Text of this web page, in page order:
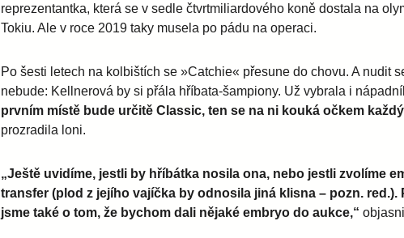
reprezentantka, která se v sedle čtvrtmiliardového koně dostala na
Tokiu. Ale v roce 2019 taky musela po pádu na operaci.
Po šesti letech na kolbištích se »Catchie« přesune do chovu. A nudit
nebude: Kellnerová by si přála hříbata-šampiony. Už vybrala i
prvním místě bude určitě Classic, ten se na ni kouká očkem
prozradila loni.
„Ještě uvidíme, jestli by hříbátka nosila ona, nebo jestli zvolíme
transfer (plod z jejího vajíčka by odnosila jiná klisna – pozn. red.).
jsme také o tom, že bychom dali nějaké embryo do aukce,“